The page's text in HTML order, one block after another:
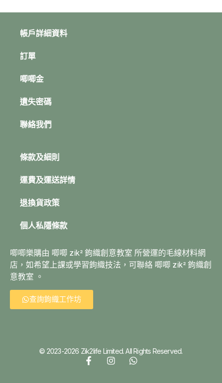
帳戶詳細資料
訂單
唧唧金
遺失密碼
聯絡我們
條款及細則
運費及運送詳情
退換貨政策
個人私隱條款
唧唧樂購由 唧唧 zik² 鉤織創意教室 所營運的毛線材料網
店，如希望上課或學習鉤織技法，可聯絡 唧唧 zik² 鉤織創
意教室 。
查詢鉤織工作坊
© 2023-2026 Zik2life Limited. All Rights Reserved.